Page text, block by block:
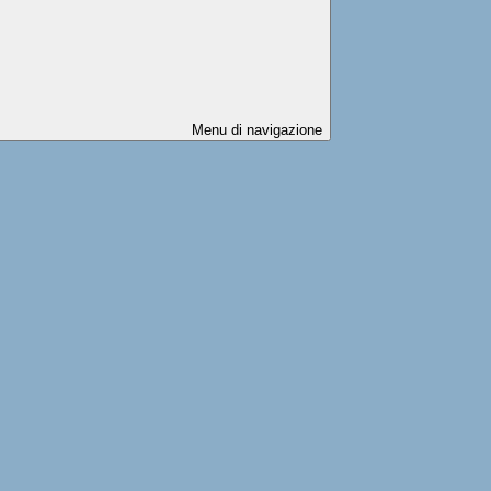
Menu di navigazione